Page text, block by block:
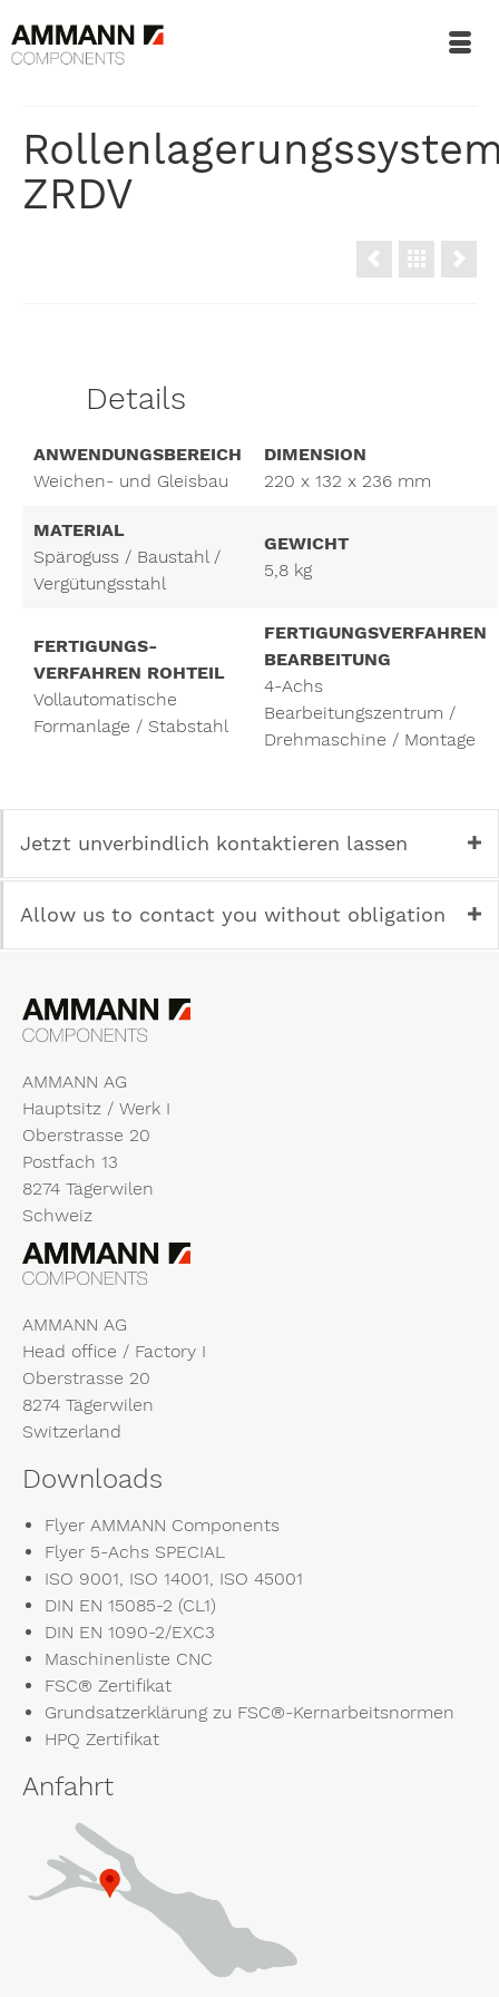
ZRDV
Details
ANWENDUNGSBEREICH
Weichen- und Gleisbau
DIMENSION
220 x 132 x 236 mm
MATERIAL
Späroguss / Baustahl /
Vergütungsstahl
GEWICHT
5,8 kg
FERTIGUNGS­
VERFAHREN ROHTEIL
Vollautomatische
Formanlage / Stabstahl
FERTIGUNGSVERFAHREN
BEARBEITUNG
4-Achs
Bearbeitungszentrum /
Drehmaschine / Montage
Jetzt unverbindlich kontaktieren lassen
Allow us to contact you without obligation
AMMANN AG
Hauptsitz / Werk I
Oberstrasse 20
Postfach 13
8274 Tägerwilen
Schweiz
AMMANN AG
Head office / Factory I
Oberstrasse 20
8274 Tägerwilen
Switzerland
Downloads
Flyer AMMANN Components
Flyer 5-Achs SPECIAL
ISO 9001, ISO 14001, ISO 45001
DIN EN 15085-2 (CL1)
DIN EN 1090-2/EXC3
Maschinenliste CNC
FSC® Zertifikat
Grundsatzerklärung zu FSC®-Kernarbeitsnormen
HPQ Zertifikat
Anfahrt